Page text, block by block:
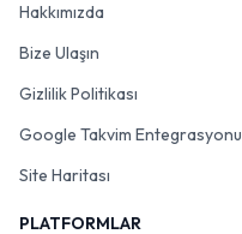
Hakkımızda
Bize Ulaşın
Gizlilik Politikası
Google Takvim Entegrasyonu
Site Haritası
PLATFORMLAR